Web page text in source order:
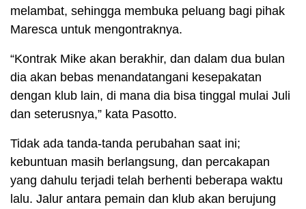
melambat, sehingga membuka peluang bagi pihak
Maresca untuk mengontraknya.
“Kontrak Mike akan berakhir, dan dalam dua bulan
dia akan bebas menandatangani kesepakatan
dengan klub lain, di mana dia bisa tinggal mulai Juli
dan seterusnya,” kata Pasotto.
Tidak ada tanda-tanda perubahan saat ini;
kebuntuan masih berlangsung, dan percakapan
yang dahulu terjadi telah berhenti beberapa waktu
lalu. Jalur antara pemain dan klub akan berujung